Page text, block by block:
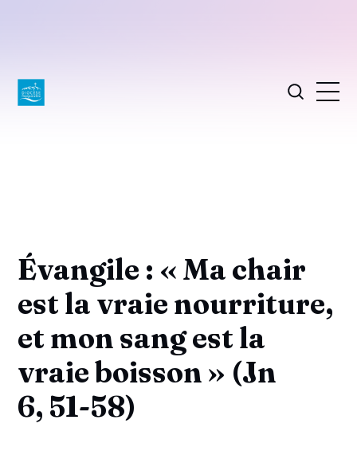
Évangile : « Ma chair
est la vraie nourriture,
et mon sang est la
vraie boisson » (Jn
6, 51-58)